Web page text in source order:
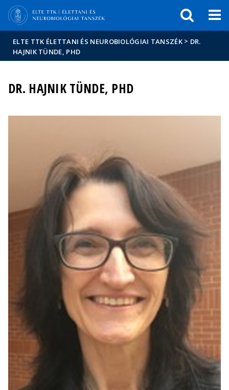
Események
ELTE a
sajtóban
ELTE TTK ÉLETTANI ÉS NEUROBIOLÓGIAI TANSZÉK > DR.
HAJNIK TÜNDE, PHD
DR. HAJNIK TÜNDE, PHD